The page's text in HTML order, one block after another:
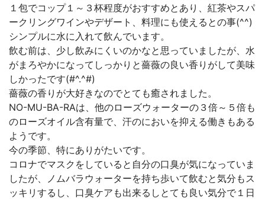
１包でコップ１～３杯程度がおすすめとあり、紅茶やスパ
ークリングワインやデザート、料理にも使えるとの事(^^)
シンプルに水に入れて飲んでいます。
飲む前は、少し飲みにくいのかなと思っていましたが、水
がまろやかになってしっかりと薔薇の良い香りがして美味
しかったです(#^.^#)
薔薇の香りが大好きなのでとても癒されました。
NO-MU-BA-RAは、他のローズウォーターの３倍～５倍も
のローズオイル含有量で、汗のにおいを抑える働きもある
ようです。
今の季節、特にありがたいです。
コロナでマスクをしていると自分の口臭が気になっていま
したが、ノムバラウォーターを持ち歩いて飲むと気分もス
ッキリするし、口臭ケアも出来るしとても良い気分で１日